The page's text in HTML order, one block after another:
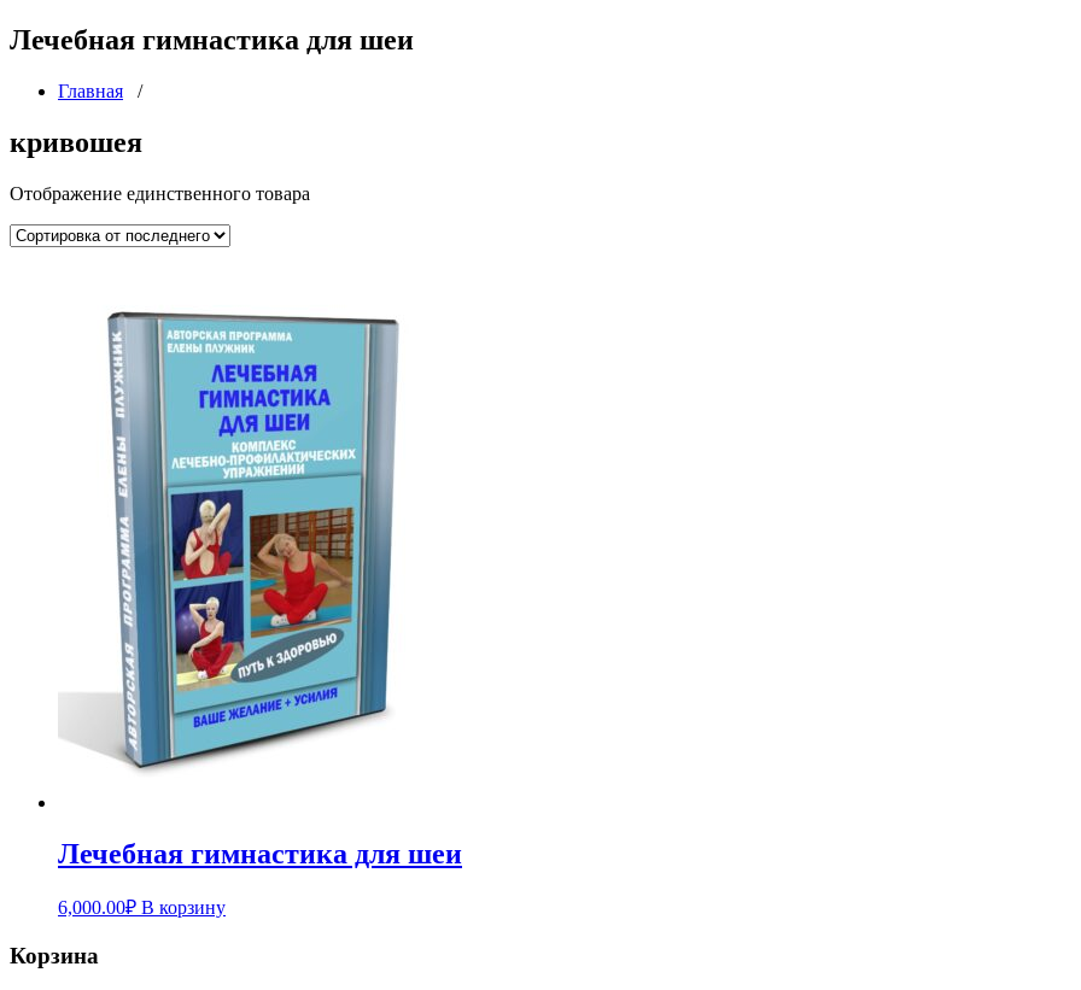
Лечебная гимнастика для шеи
Главная /
кривошея
Отображение единственного товара
Лечебная гимнастика для шеи
6,000.00₽ В корзину
Корзина